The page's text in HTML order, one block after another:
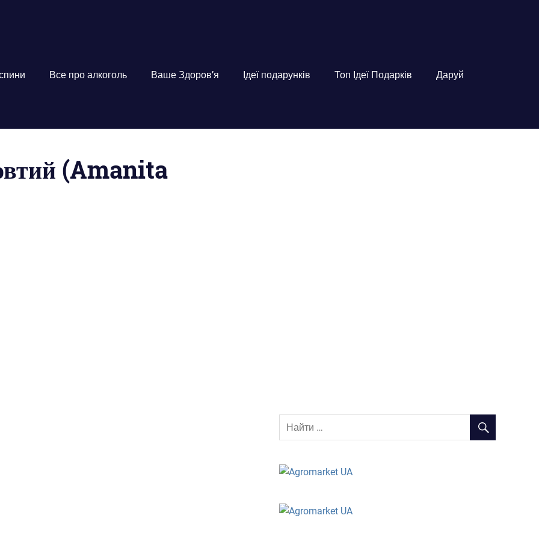
Все про алкоголь Ваше Здоров’я Ідеї подарунків Топ Ідеї Подарків Даруй
(Amanita